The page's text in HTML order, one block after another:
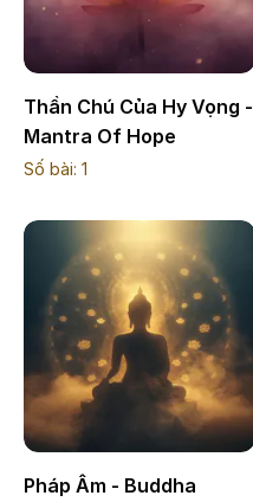
Thần Chú Của Hy Vọng -
Mantra Of Hope
Số bài: 1
Pháp Âm - Buddha